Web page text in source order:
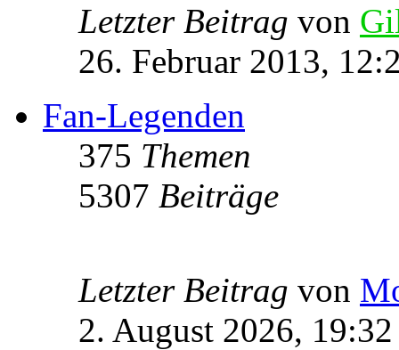
Letzter Beitrag von
26. Februar 2013,
Fan-Legenden
375 Themen
5307 Beiträge
Letzter Beitrag von
2. August 2026, 19:32